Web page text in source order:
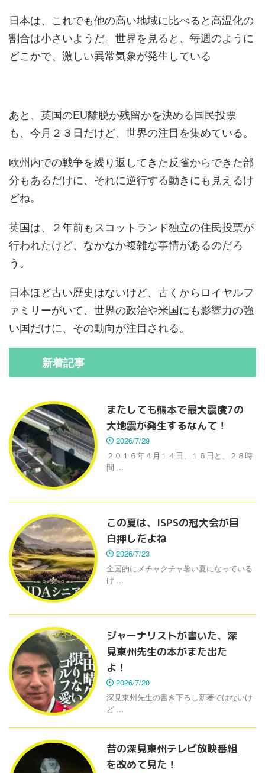
日本は、これでも他の高い地域に比べると高温化の
割合は小さいようだ。世界を見ると、毎週のように
どこかで、激しい異常気象が発生している
あと、英国のEU離脱か残留かを決める国民投票
も、今月２３日だけど、世界の注目を集めている。
欧州内での戦争を繰り返してきた反省からできた部
分もあるだけに、それに逆行する動きにも見えるけ
どね。
英国は、２年前もスコットランド独立の住民投票が
行われたけど、なかなか複雑な事情があるのだろ
う。
日本ほど古い歴史はないけど、古くからロイヤルフ
ァミリーがいて、世界の政治や米国にも影響力の強
い国だけに、その動向が注目される。
新着記事
またしても熊本で最大震度7の
大地震が発生するなんて！
2026/7/29
２０１６年４月１４日、１６日と、２８時
間 ...
この夏は、ISPSの冠大会が目
白押しだよね
2026/7/23
全国的にメチャクチャ暑い夏になっている
け ...
ジャーナリストが書いた、深
見東州先生の本がまた出た
よ！
2026/7/20
深見東州先生の書き下ろし新著ではないけ
ど ...
昔の深見東州テレビ放映番組
を改めて見た！